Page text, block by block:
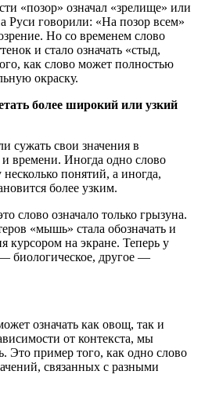
«позор» означал «зрелище» или
Руси говорили: «На позор всем»
Но со временем слово
и стало означать «стыд,
как слово может полностью
окраску.
более широкий или узкий
сужать свои значения в
и времени. Иногда одно слово
несколько понятий, а иногда,
более узким.
слово означало только грызуна.
«мышь» стала обозначать и
курсором на экране. Теперь у
биологическое, другое —
означать как овощ, так и
от контекста, мы
Это пример того, как одно слово
связанных с разными